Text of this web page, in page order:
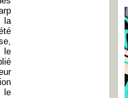
la
le
le